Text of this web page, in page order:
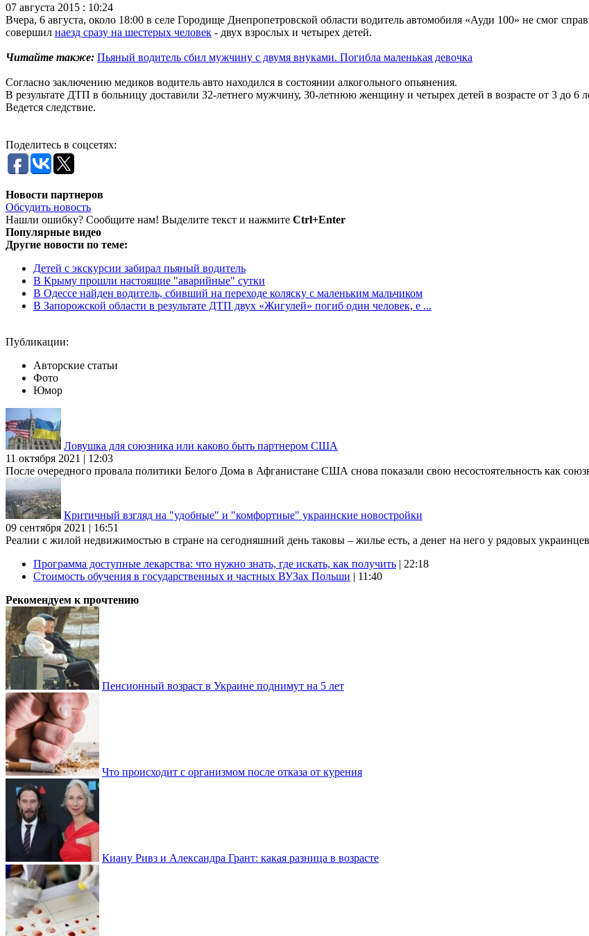
07 августа 2015 : 10:24
Вчера, 6 августа, около 18:00 в селе Городище Днепропетровской области водитель автомобиля «Ауди 100» не смог
совершил наезд сразу на шестерых человек - двух взрослых и четырех детей.
Читайте также: Пьяный водитель сбил мужчину с двумя внуками. Погибла маленькая девочка
Согласно заключению медиков водитель авто находился в состоянии алкогольного опьянения.
В результате ДТП в больницу доставили 32-летнего мужчину, 30-летнюю женщину и четырех детей в возрасте от 3 до 6
Ведется следствие.
Поделитесь в соцсетях:
Новости партнеров
Обсудить новость
Нашли ошибку? Сообщите нам! Выделите текст и нажмите Ctrl+Enter
Популярные видео
Другие новости по теме:
Детей с экскурсии забирал пьяный водитель
В Крыму прошли настоящие "аварийные" сутки
В Одессе найден водитель, сбивший на переходе коляску с маленьким мальчиком
В Запорожской области в результате ДТП двух «Жигулей» погиб один человек, е ...
Публикации:
Авторские статьи
Фото
Юмор
Ловушка для союзника или каково быть партнером США
11 октября 2021 | 12:03
После очередного провала политики Белого Дома в Афганистане США снова показали свою несостоятельность как
Критичный взгляд на "удобные" и "комфортные" украинские новостройки
09 сентября 2021 | 16:51
Реалии с жилой недвижимостью в стране на сегодняшний день таковы – жилье есть, а денег на него у рядовых
Программа доступные лекарства: что нужно знать, где искать, как получить | 22:18
Стоимость обучения в государственных и частных ВУЗах Польши | 11:40
Рекомендуем к прочтению
Пенсионный возраст в Украине поднимут на 5 лет
Что происходит с организмом после отказа от курения
Киану Ривз и Александра Грант: какая разница в возрасте